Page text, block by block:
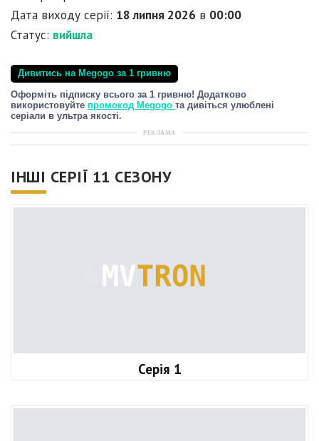
Дата виходу серії: 18 липня 2026 в 00:00
Статус: вийшла
Дивитись на Megogo за 1 гривню
Оформіть підписку всього за 1 гривню! Додатково
використовуйте промокод Megogo та дивіться улюблені
серіали в ультра якості.
РЕКЛАМА
ІНШІ СЕРІЇ 11 СЕЗОНУ
Серія 1